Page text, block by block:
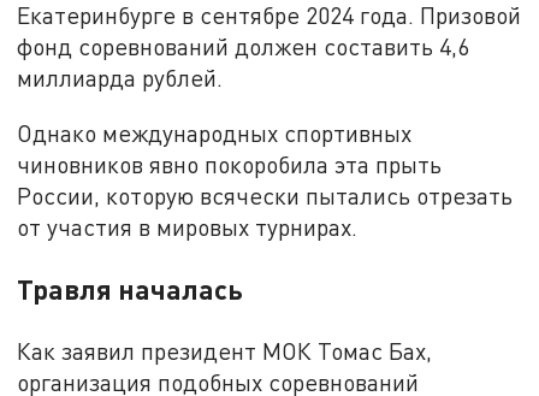
Екатеринбурге в сентябре 2024 года. Призовой
фонд соревнований должен составить 4,6
миллиарда рублей.
Однако международных спортивных
чиновников явно покоробила эта прыть
России, которую всячески пытались отрезать
от участия в мировых турнирах.
Травля началась
Как заявил президент МОК Томас Бах,
организация подобных соревнований